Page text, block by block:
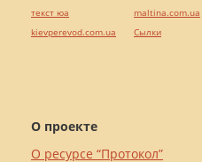
О проекте
О ресурсе “Протокол”
текст юа
kievperevod.com.ua
maltina.com.ua
Cылки